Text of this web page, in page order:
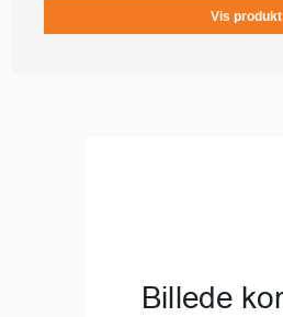
Vis produkt